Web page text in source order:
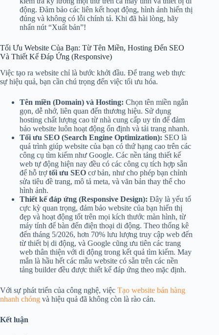
động. Đảm bảo các liên kết hoạt động, hình ảnh hiển thị
đúng và không có lỗi chính tả. Khi đã hài lòng, hãy
nhấn nút “Xuất bản”!
Tối Ưu Website Của Bạn: Từ Tên Miền, Hosting Đến SEO
Và Thiết Kế Đáp Ứng (Responsive)
Việc tạo ra website chỉ là bước khởi đầu. Để trang web thực
sự hiệu quả, bạn cần chú trọng đến việc tối ưu hóa.
Tên miền (Domain) và Hosting: Chọn tên miền ngắn
gọn, dễ nhớ, liên quan đến thương hiệu. Sử dụng
hosting chất lượng cao từ nhà cung cấp uy tín để đảm
bảo website luôn hoạt động ổn định và tải trang nhanh.
Tối ưu SEO (Search Engine Optimization): SEO là
quá trình giúp website của bạn có thứ hạng cao trên các
công cụ tìm kiếm như Google. Các nền tảng thiết kế
web tự động hiện nay đều có các công cụ tích hợp sẵn
để hỗ trợtối ưu SEO cơ bản, như cho phép bạn chỉnh
sửa tiêu đề trang, mô tả meta, và văn bản thay thế cho
hình ảnh.
Thiết kế đáp ứng (Responsive Design): Đây là yếu tố
cực kỳ quan trọng, đảm bảo website của bạn hiển thị
đẹp và hoạt động tốt trên mọi kích thước màn hình, từ
máy tính để bàn đến điện thoại di động. Theo thống kê
đến tháng 5/2026, hơn 70% lưu lượng truy cập web đến
từ thiết bị di động, và Google cũng ưu tiên các trang
web thân thiện với di động trong kết quả tìm kiếm. May
mắn là hầu hết các mẫu website có sẵn trên các nền
tảng builder đều được thiết kế đáp ứng theo mặc định.
Với sự phát triển của công nghệ, việc Tạo website bán hàng
nhanh chóng và hiệu quả đã không còn là rào cản.
Kết luận